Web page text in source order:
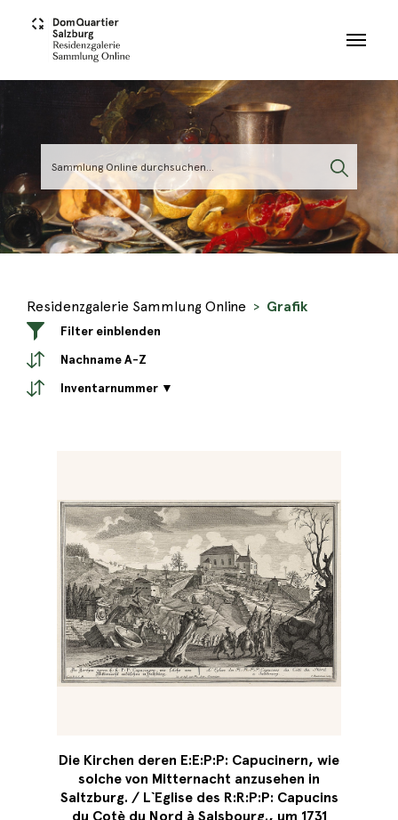
Residenzgalerie Sammlung Online Grafik
Filter einblenden
Nachname A-Z
Inventarnummer ▼
Die Kirchen deren E:E:P:P: Capucinern, wie
solche von Mitternacht anzusehen in
Saltzburg. / L`Eglise des R:R:P:P: Capucins
du Cotè du Nord à Salsbourg., um 1731